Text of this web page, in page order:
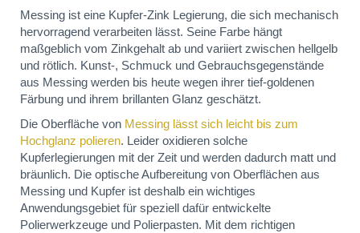
Messing ist eine Kupfer-Zink Legierung, die sich mechanisch
hervorragend verarbeiten lässt. Seine Farbe hängt
maßgeblich vom Zinkgehalt ab und variiert zwischen hellgelb
und rötlich. Kunst-, Schmuck und Gebrauchsgegenstände
aus Messing werden bis heute wegen ihrer tief-goldenen
Färbung und ihrem brillanten Glanz geschätzt.
Die Oberfläche von Messing lässt sich leicht bis zum
Hochglanz polieren. Leider oxidieren solche
Kupferlegierungen mit der Zeit und werden dadurch matt und
bräunlich. Die optische Aufbereitung von Oberflächen aus
Messing und Kupfer ist deshalb ein wichtiges
Anwendungsgebiet für speziell dafür entwickelte
Polierwerkzeuge und Polierpasten. Mit dem richtigen